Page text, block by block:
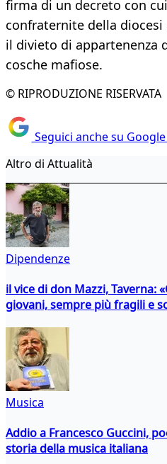
firma di un decreto con
confraternite della
il divieto di appartenenza
cosche mafiose.
© RIPRODUZIONE RISERVATA
Seguici anche su
Altro di Attualità
Dipendenze
il vice di don Mazzi, Taverna:
giovani, sempre più fragili e
Musica
Addio a Francesco Guccini,
storia della musica italiana